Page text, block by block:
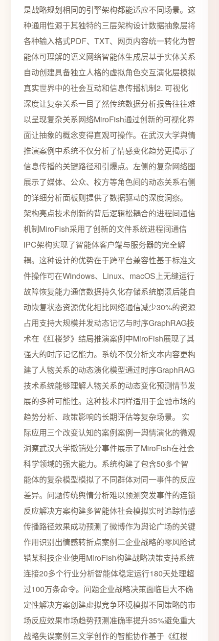
是战略规划相同的引擎架构都能适应不同场景。这
种通用性源于其独特的三层架构设计数据抽象层将
各种输入格式PDF、TXT、网页内容统一转化为智
能体可理解的语义网络智能体生成层基于实体关系
自动创建具备独立人格的虚拟角色交互演化层模拟
真实世界中的社会互动和信息传播机制2. 可视化
深度让复杂关系一目了然传统数据分析报告往往难
以呈现复杂关系网络MiroFish通过创新的可视化界
面让抽象的概念变得直观可操作。在武汉大学舆情
推演案例中系统不仅分析了情感变化趋势更揭示了
信息传播的关键路径和引爆点。左侧的复杂网络图
展示了媒体、公众、校方等角色间的动态关系右侧
的详细分析面板则提供了数据驱动的深度洞察。️
架构亮点技术创新的背后逻辑松耦合的进程间通信
机制MiroFish采用了创新的文件系统进程间通信
IPC架构实现了智能体客户端与服务器的完全解
耦。这种设计的优势在于跨平台兼容性基于标准文
件操作可在Windows、Linux、macOS上无缝运行
故障恢复能力通信数据持久化存储系统崩溃后能自
动恢复状态资源优化相比网络通信减少30%的资源
占用支持大规模并发动态记忆与时序GraphRAG技
术在《红楼梦》结局推演案例中MiroFish展现了其
强大的时序记忆能力。系统不仅分析文本内容更构
建了人物关系的动态演化模型通过时序GraphRAG
技术系统能够理解人物关系的动态变化预测情节发
展的多种可能性。这种技术同样适用于金融市场的
趋势分析、政策影响的长期评估等复杂场景。 实
际应用三个改变认知的案例案例一舆情演化的微观
洞察武汉大学撤销处分事件展示了MiroFish在社会
科学领域的强大能力。系统构建了包含50多个智
能体的复杂模型模拟了不同群体对同一事件的反应
差异。问题传统舆情分析难以预测突发事件的连锁
反应解决方案构建多智能体社会模拟实时追踪情感
传播路径效果成功预测了微博作为舆论广场的关键
作用识别出情感转折点案例二企业战略的零风险试
错某科技企业使用MiroFish构建战略决策支持系统
连接20多个行业分析智能体稳定运行180天处理超
过100万条命令。问题企业战略决策面临巨大不确
定性解决方案创建虚拟竞争环境模拟不同策略的市
场反应效果市场趋势预测准确率提升35%避免重大
战略失误案例三文学创作的智能协作基于《红楼